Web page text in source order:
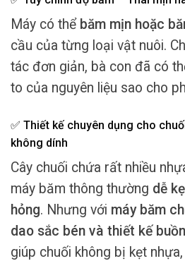
Máy có thể băm mịn hoặc
cầu của từng loại vật nuôi.
tác đơn giản, bà con đã có
to của nguyên liệu sao cho
✅ Thiết kế chuyên dụng cho
không dính
Cây chuối chứa rất nhiều
máy băm thông thường dễ
hỏng. Nhưng với máy băm
dao sắc bén và thiết kế
giúp chuối không bị kẹt